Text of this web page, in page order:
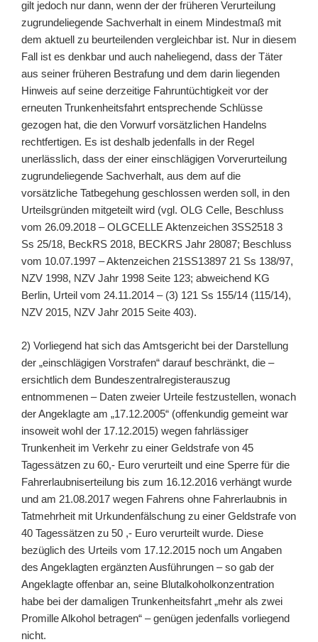
gilt jedoch nur dann, wenn der der früheren Verurteilung
zugrundeliegende Sachverhalt in einem Mindestmaß mit
dem aktuell zu beurteilenden vergleichbar ist. Nur in diesem
Fall ist es denkbar und auch naheliegend, dass der Täter
aus seiner früheren Bestrafung und dem darin liegenden
Hinweis auf seine derzeitige Fahruntüchtigkeit vor der
erneuten Trunkenheitsfahrt entsprechende Schlüsse
gezogen hat, die den Vorwurf vorsätzlichen Handelns
rechtfertigen. Es ist deshalb jedenfalls in der Regel
unerlässlich, dass der einer einschlägigen Vorverurteilung
zugrundeliegende Sachverhalt, aus dem auf die
vorsätzliche Tatbegehung geschlossen werden soll, in den
Urteilsgründen mitgeteilt wird (vgl. OLG Celle, Beschluss
vom 26.09.2018 – OLGCELLE Aktenzeichen 3SS2518 3
Ss 25/18, BeckRS 2018, BECKRS Jahr 28087; Beschluss
vom 10.07.1997 – Aktenzeichen 21SS13897 21 Ss 138/97,
NZV 1998, NZV Jahr 1998 Seite 123; abweichend KG
Berlin, Urteil vom 24.11.2014 – (3) 121 Ss 155/14 (115/14),
NZV 2015, NZV Jahr 2015 Seite 403).
2) Vorliegend hat sich das Amtsgericht bei der Darstellung
der „einschlägigen Vorstrafen“ darauf beschränkt, die –
ersichtlich dem Bundeszentralregisterauszug
entnommenen – Daten zweier Urteile festzustellen, wonach
der Angeklagte am „17.12.2005“ (offenkundig gemeint war
insoweit wohl der 17.12.2015) wegen fahrlässiger
Trunkenheit im Verkehr zu einer Geldstrafe von 45
Tagessätzen zu 60,- Euro verurteilt und eine Sperre für die
Fahrerlaubniserteilung bis zum 16.12.2016 verhängt wurde
und am 21.08.2017 wegen Fahrens ohne Fahrerlaubnis in
Tatmehrheit mit Urkundenfälschung zu einer Geldstrafe von
40 Tagessätzen zu 50 ,- Euro verurteilt wurde. Diese
bezüglich des Urteils vom 17.12.2015 noch um Angaben
des Angeklagten ergänzten Ausführungen – so gab der
Angeklagte offenbar an, seine Blutalkoholkonzentration
habe bei der damaligen Trunkenheitsfahrt „mehr als zwei
Promille Alkohol betragen“ – genügen jedenfalls vorliegend
nicht.